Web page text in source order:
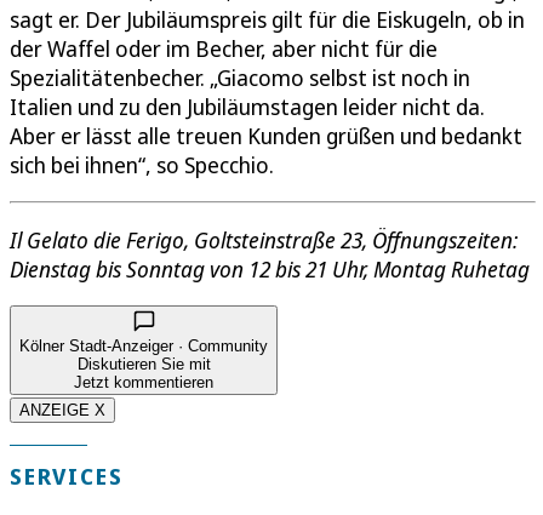
sagt er. Der Jubiläumspreis gilt für die Eiskugeln, ob in
der Waffel oder im Becher, aber nicht für die
Spezialitätenbecher. „Giacomo selbst ist noch in
Italien und zu den Jubiläumstagen leider nicht da.
Aber er lässt alle treuen Kunden grüßen und bedankt
sich bei ihnen“, so Specchio.
Il Gelato die Ferigo, Goltsteinstraße 23, Öffnungszeiten:
Dienstag bis Sonntag von 12 bis 21 Uhr, Montag Ruhetag
Kölner Stadt-Anzeiger · Community
Diskutieren Sie mit
Jetzt kommentieren
ANZEIGE X
SERVICES